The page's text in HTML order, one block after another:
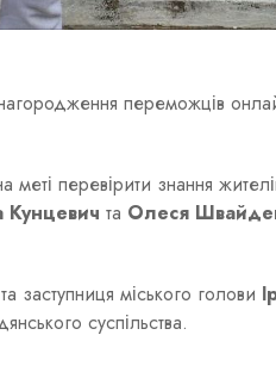
переможців
меті перевірити знання
Кунцевич та Олеся
та заступниця міського голови
суспільства.